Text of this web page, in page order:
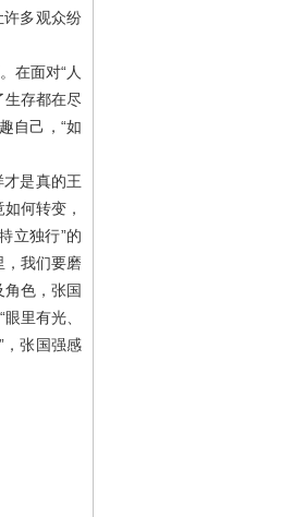
多观众纷
在面对“人
生存都在尽
自己，“如
才是真的王
何转变，
立独行”的
，我们要磨
色，张国
里有光、
，张国强感